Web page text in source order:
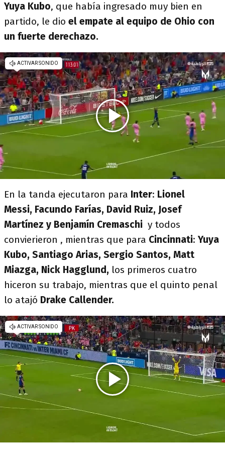
Yuya Kubo, que había ingresado muy bien en
partido, le dio el empate al equipo de Ohio con
un fuerte derechazo.
En la tanda ejecutaron para Inter: Lionel
Messi, Facundo Farías, David Ruiz, Josef
Martínez y Benjamín Cremaschi y todos
convierieron , mientras que para Cincinnati: Yuya
Kubo, Santiago Arias, Sergio Santos, Matt
Miazga, Nick Hagglund, los primeros cuatro
hiceron su trabajo, mientras que el quinto penal
lo atajó Drake Callender.